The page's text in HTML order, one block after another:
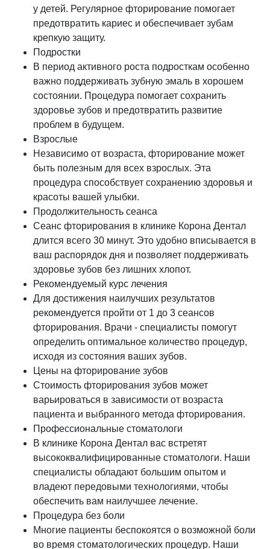
у детей. Регулярное фторирование помогает
предотвратить кариес и обеспечивает зубам
крепкую защиту.
Подростки
В период активного роста подросткам особенно
важно поддерживать зубную эмаль в хорошем
состоянии. Процедура помогает сохранить
здоровье зубов и предотвратить развитие
проблем в будущем.
Взрослые
Независимо от возраста, фторирование может
быть полезным для всех взрослых. Эта
процедура способствует сохранению здоровья и
красоты вашей улыбки.
Продолжительность сеанса
Сеанс фторирования в клинике Корона Дентал
длится всего 30 минут. Это удобно вписывается в
ваш распорядок дня и позволяет поддерживать
здоровье зубов без лишних хлопот.
Рекомендуемый курс лечения
Для достижения наилучших результатов
рекомендуется пройти от 1 до 3 сеансов
фторирования. Врачи - специалисты помогут
определить оптимальное количество процедур,
исходя из состояния ваших зубов.
Цены на фторирование зубов
Стоимость фторирования зубов может
варьироваться в зависимости от возраста
пациента и выбранного метода фторирования.
Профессиональные стоматологи
В клинике Корона Дентал вас встретят
высококвалифицированные стоматологи. Наши
специалисты обладают большим опытом и
владеют передовыми технологиями, чтобы
обеспечить вам наилучшее лечение.
Процедура без боли
Многие пациенты беспокоятся о возможной боли
во время стоматологических процедур. Наши